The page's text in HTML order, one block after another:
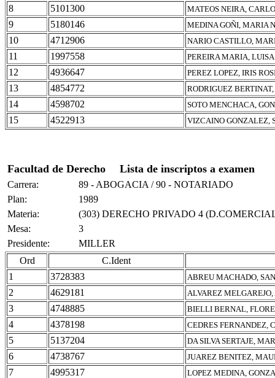
8 5101300 MATEOS NEIRA,
9 5180146 MEDINA GOÑI, MARIA
10 4712906 NARIO CASTILLO,
11 1997558 PEREIRA MARIA, LUISA
12 4936647 PEREZ LOPEZ, IRIS
13 4854772 RODRIGUEZ
14 4598702 SOTO MENCHACA,
15 4522913 VIZCAINO GONZALEZ,
Facultad de Derecho Lista de inscriptos a examen
Carrera:
89 - ABOGACIA / 90 - NOTARIADO
Plan:
1989
Materia:
(303) DERECHO PRIVADO 4
Mesa:
3
Presidente:
MILLER
Ord
C.Ident
1
3728383 ABREU MACHADO,
2 4629181 ALVAREZ
3 4748885 BIELLI BERNAL,
4 4378198 CEDRES FERNANDEZ,
5 5137204 DA SILVA SERTAJE,
6 4738767 JUAREZ BENITEZ,
7 4995317 LOPEZ MEDINA,